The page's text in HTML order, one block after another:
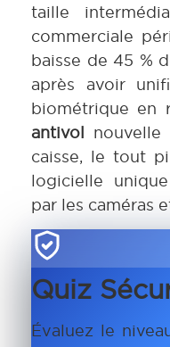
taille
commerciale
baisse de 45 %
après avoir
biométrique en
antivol
caisse, le tout
logicielle
par les caméras
Quiz
Évaluez le